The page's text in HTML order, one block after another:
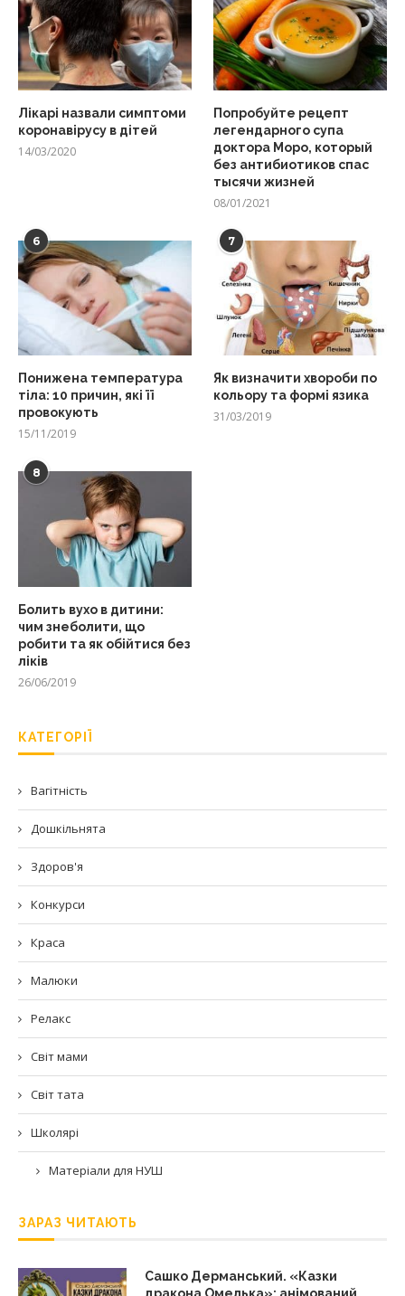
Лікарі назвали симптоми
коронавірусу в дітей
14/03/2020
Попробуйте рецепт
легендарного супа
доктора Моро, который
без антибиотиков спас
тысячи жизней
08/01/2021
6
Понижена температура
тіла: 10 причин, які її
провокують
15/11/2019
7
Як визначити хвороби по
кольору та формі язика
31/03/2019
8
Болить вухо в дитини:
чим знеболити, що
робити та як обійтися без
ліків
26/06/2019
КАТЕГОРІЇ
Вагітність
Дошкільнята
Здоров'я
Конкурси
Краса
Малюки
Релакс
Світ мами
Світ тата
Школярі
Матеріали для НУШ
ЗАРАЗ ЧИТАЮТЬ
Сашко Дерманський. «Казки